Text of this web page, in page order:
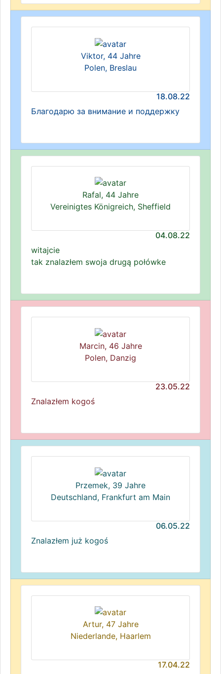
Viktor, 44 Jahre
Polen, Breslau
18.08.22
Благодарю за внимание и поддержку
Rafal, 44 Jahre
Vereinigtes Königreich, Sheffield
04.08.22
witajcie
tak znalazłem swoja drugą połówke
Marcin, 46 Jahre
Polen, Danzig
23.05.22
Znalazłem kogoś
Przemek, 39 Jahre
Deutschland, Frankfurt am Main
06.05.22
Znalazłem już kogoś
Artur, 47 Jahre
Niederlande, Haarlem
17.04.22